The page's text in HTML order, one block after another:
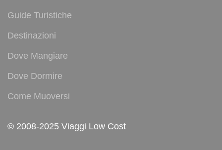
Guide Turistiche
Destinazioni
Dove Mangiare
Dove Dormire
Come Muoversi
© 2008-2025 Viaggi Low Cost